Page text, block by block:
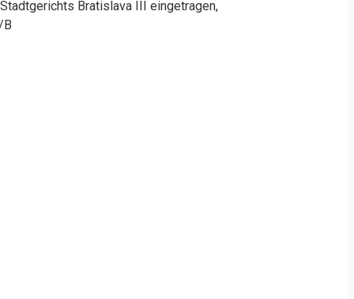
Bratislava III eingetragen,
B